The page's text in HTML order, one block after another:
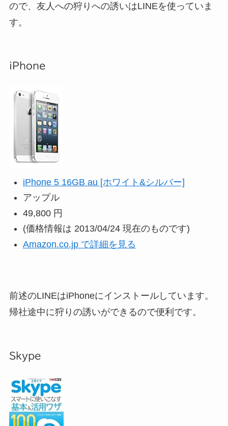
ので、友人への狩りへの誘いはLINEを使っていま
す。
iPhone
iPhone 5 16GB au [ホワイト&シルバー]
アップル
49,800 円
(価格情報は 2013/04/24 現在のものです)
Amazon.co.jp で詳細を見る
前述のLINEはiPhoneにインストールしています。
帰社途中に狩りの誘いができるので便利です。
Skype